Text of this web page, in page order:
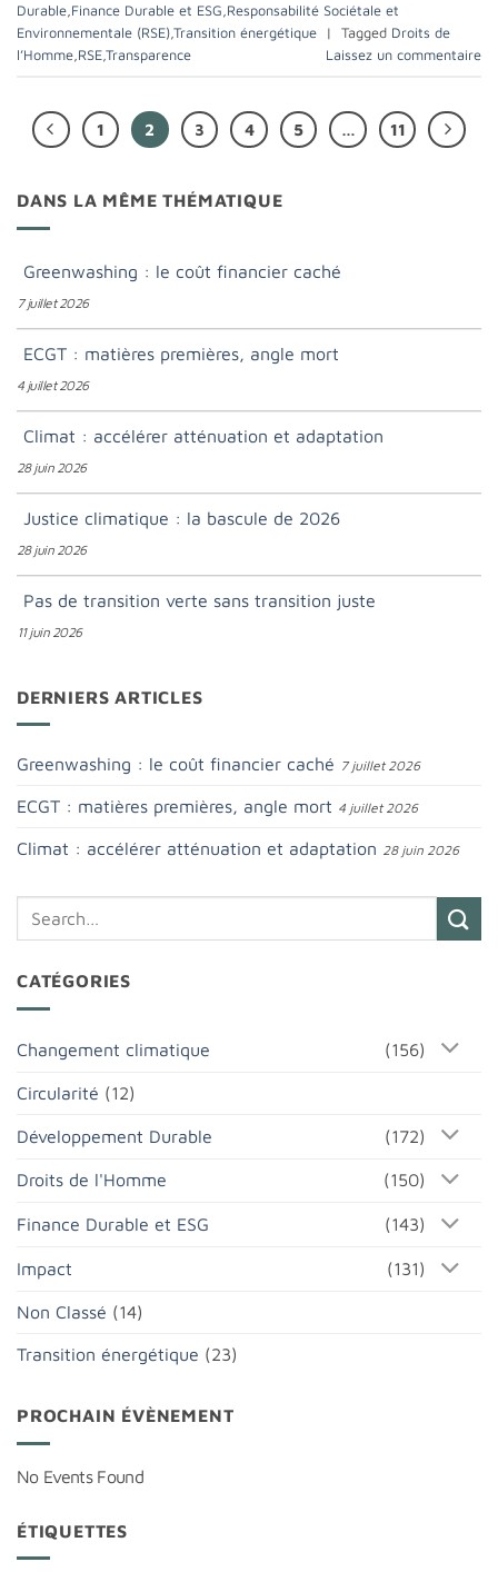
Durable Finance Durable et ESG Responsabilité Sociétale et
Environnementale (RSE) Transition énergétique | Tagged Droits de
l’Homme RSE Transparence Laissez un commentaire
1 2 3 4 5 … 11
DANS LA MÊME THÉMATIQUE
Greenwashing : le coût financier caché
7 juillet 2026
ECGT : matières premières, angle mort
4 juillet 2026
Climat : accélérer atténuation et adaptation
28 juin 2026
Justice climatique : la bascule de 2026
28 juin 2026
Pas de transition verte sans transition juste
11 juin 2026
DERNIERS ARTICLES
Greenwashing : le coût financier caché 7 juillet 2026
ECGT : matières premières, angle mort 4 juillet 2026
Climat : accélérer atténuation et adaptation 28 juin 2026
CATÉGORIES
Changement climatique (156)
Circularité (12)
Développement Durable (172)
Droits de l'Homme (150)
Finance Durable et ESG (143)
Impact (131)
Non Classé (14)
Transition énergétique (23)
PROCHAIN ÉVÈNEMENT
No Events Found
ÉTIQUETTES